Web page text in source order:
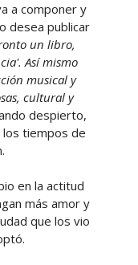
a componer y
desea publicar
un libro,
Así mismo
musical y
cultural y
despierto,
los tiempos de
en la actitud
más amor y
que los vio